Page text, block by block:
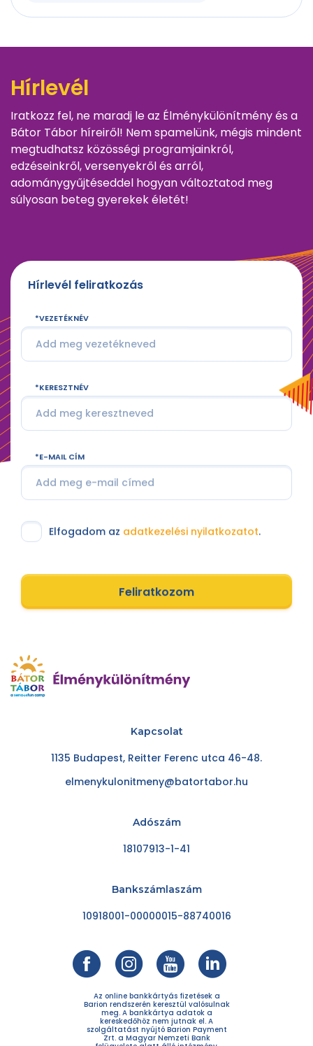
Hírlevél
Iratkozz fel, ne maradj le az Élménykülönítmény és a
Bátor Tábor híreiről! Nem spamelünk, mégis mindent
megtudhatsz közösségi programjainkról,
edzéseinkről, versenyekről és arról,
adománygyűjtéseddel hogyan változtatod meg
súlyosan beteg gyerekek életét!
Hírlevél feliratkozás
VEZETÉKNÉV
KERESZTNÉV
E-MAIL CÍM
Elfogadom az adatkezelési nyilatkozatot.
Feliratkozom
Kapcsolat
1135 Budapest, Reitter Ferenc utca 46-48.
elmenykulonitmeny@batortabor.hu
Adószám
18107913-1-41
Bankszámlaszám
10918001-00000015-88740016
Az online bankkártyás fizetések a
Barion rendszerén keresztül valósulnak
meg. A bankkártya adatok a
kereskedőhöz nem jutnak el. A
szolgáltatást nyújtó Barion Payment
Zrt. a Magyar Nemzeti Bank